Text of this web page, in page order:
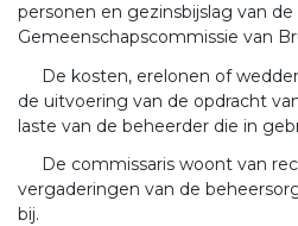
personen en gezinsbijslag van
Gemeenschapscommissie van
De kosten, erelonen of
de uitvoering van de opdracht
laste van de beheerder die in
De commissaris woont van
vergaderingen van de
bij.